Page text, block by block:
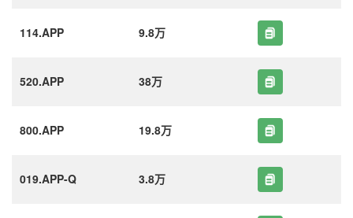
114.APP 9.8万
520.APP 38万
800.APP 19.8万
019.APP-Q 3.8万